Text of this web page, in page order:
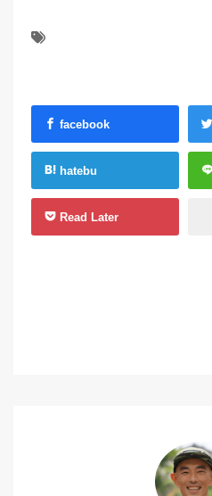
facebook
hatebu
Read Later